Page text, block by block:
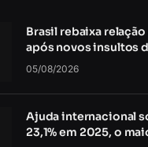
Brasil rebaixa
após novos insultos
05/08/2026
Ajuda internacional
23,1% em 2025, o